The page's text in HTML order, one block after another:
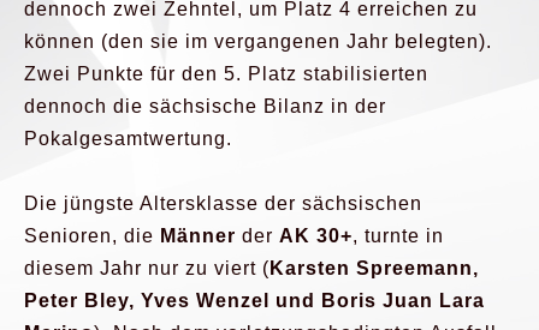
dennoch zwei Zehntel, um Platz 4 erreichen zu
können (den sie im vergangenen Jahr belegten).
Zwei Punkte für den 5. Platz stabilisierten
dennoch die sächsische Bilanz in der
Pokalgesamtwertung.
Die jüngste Altersklasse der sächsischen
Senioren, die Männer der AK 30+, turnte in
diesem Jahr nur zu viert ( Karsten Spreemann,
Peter Bley, Yves Wenzel und Boris Juan Lara